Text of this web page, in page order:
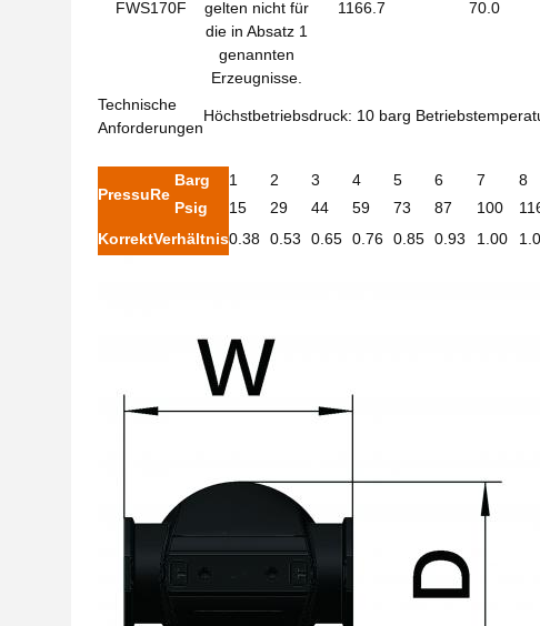
FWS170F
gelten nicht für
die in Absatz 1
genannten
Erzeugnisse.
1166.7 70.0
Technische
Anforderungen
Höchstbetriebsdruck: 10 barg
PressuRe
Barg 1 2 3 4 5 6 7 8
Psig
15 29 44 59 73 87 100
KorrektVerhältnis0.38 0.53 0.65 0.76 0.85 0.93 1.00